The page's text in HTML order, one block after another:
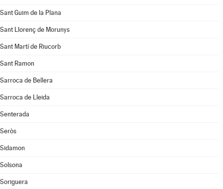
Sant Guim de la Plana
Sant Llorenç de Morunys
Sant Martí de Riucorb
Sant Ramon
Sarroca de Bellera
Sarroca de Lleida
Senterada
Seròs
Sidamon
Solsona
Soriguera